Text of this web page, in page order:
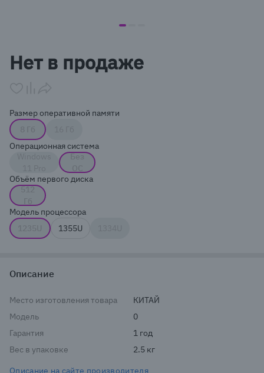
item
of
3
Нет в продаже
Размер оперативной памяти
Операционная система
Без
Объём первого диска
512
Модель процессора
1355U
Описание
Место изготовления товара
КИТАЙ
Модель
0
Гарантия
1 год
Вес в упаковке
2.5 кг
Описание на сайте производителя